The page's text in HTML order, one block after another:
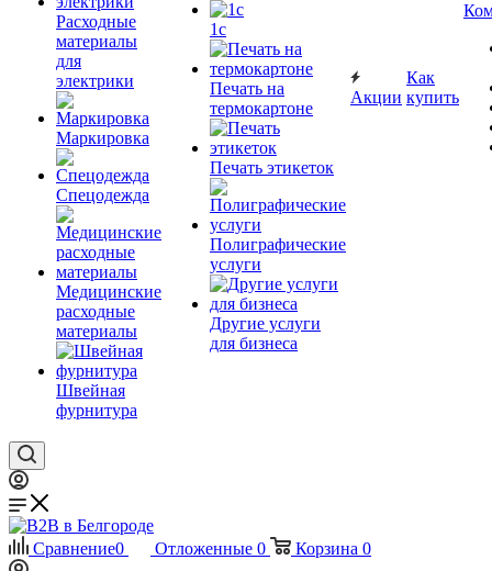
Расходные
материалы
для
электрики
Маркировка
Спецодежда
Медицинские
расходные
материалы
Швейная
фурнитура
1c
Печать на
термокартоне
Печать этикеток
Полиграфические
услуги
Другие услуги
для бизнеса
Акции
Как
купить
Сравнение0 Отложенные 0 Корзина 0